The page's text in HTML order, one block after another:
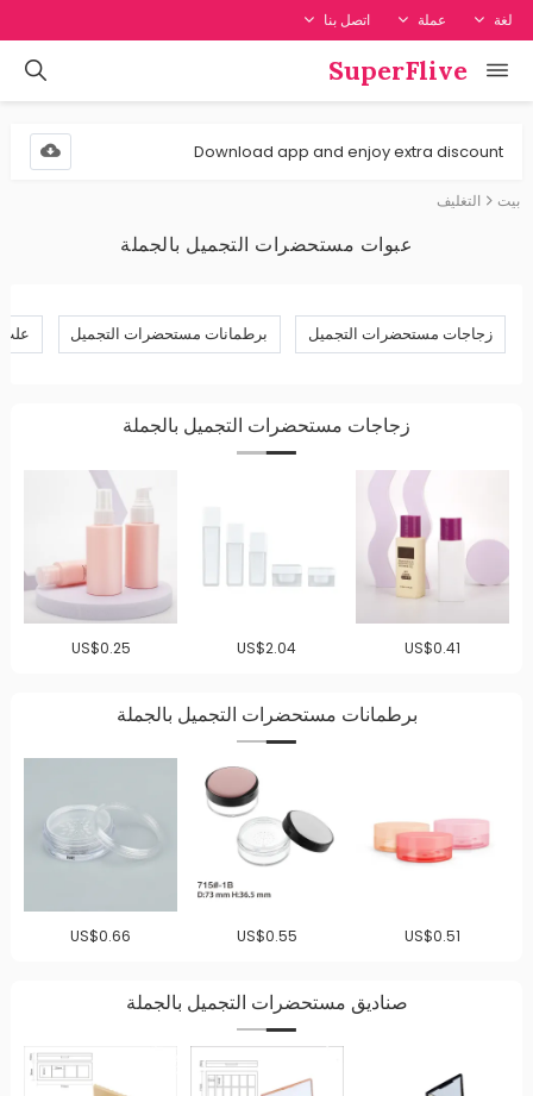
لغة عملة اتصل بنا
SuperFlive
Download app and enjoy extra discount
بيت التغليف
عبوات مستحضرات التجميل بالجملة
زجاجات مستحضرات التجميل برطمانات مستحضرات التجميل
زجاجات مستحضرات التجميل بالجملة
US$0.41
US$2.04
US$0.25
برطمانات مستحضرات التجميل بالجملة
US$0.51
US$0.55
US$0.66
صناديق مستحضرات التجميل بالجملة